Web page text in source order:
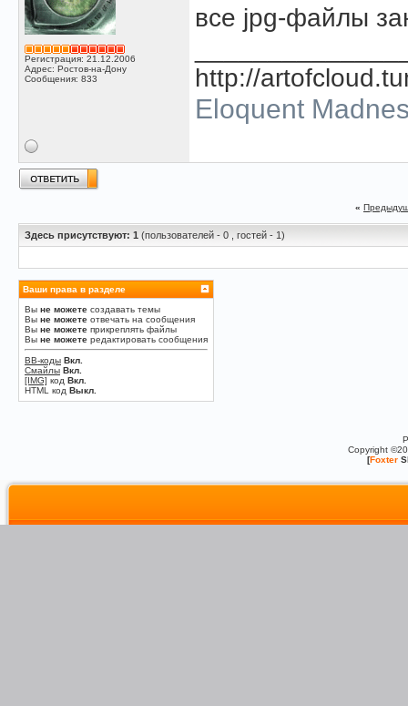
Регистрация: 21.12.2006
Адрес: Ростов-на-Дону
Сообщения: 833
все jpg-файлы
http://
Eloquent
«
Здесь присутствуют: 1 (пользователей - 0 , гостей - 1)
Ваши права в разделе
Вы не можете создавать темы
Вы не можете отвечать на сообщения
Вы не можете прикреплять файлы
Вы не можете редактировать сообщения
BB-коды Вкл.
Смайлы Вкл.
[IMG] код Вкл.
HTML код Выкл.
Copyright
[Foxter